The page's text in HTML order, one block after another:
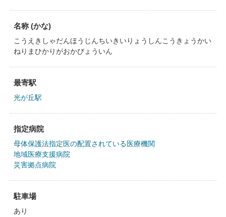
名称 (かな)
こうえきしゃだんほうじんちいきいりょうしんこうきょうかい
ねりまひかりがおかびょういん
最寄駅
光が丘駅
指定病院
母体保護法指定医の配置されている医療機関
地域医療支援病院
災害拠点病院
駐車場
あり